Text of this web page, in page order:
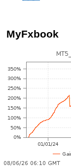
MyFxbook